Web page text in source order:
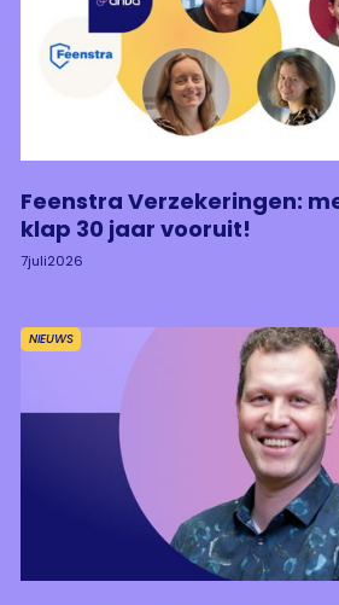
Feenstra Verzekeringen:
klap 30 jaar vooruit!
7juli2026
NIEUWS